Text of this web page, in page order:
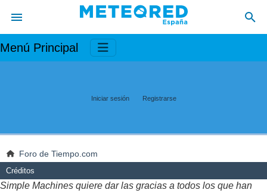
Menú Principal
Iniciar sesión Registrarse
Foro de Tiempo.com
Créditos
Simple Machines quiere dar las gracias a todos los que han